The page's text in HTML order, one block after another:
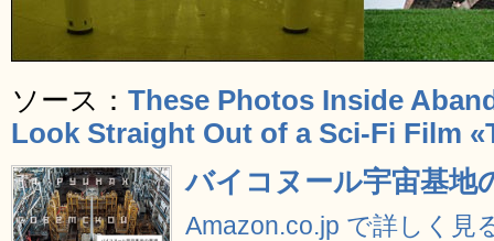
ソース： These Photos Inside
Look Straight Out of a Sci-Fi Film
バイコヌール宇宙基地
Amazon.co.jp で詳しく見